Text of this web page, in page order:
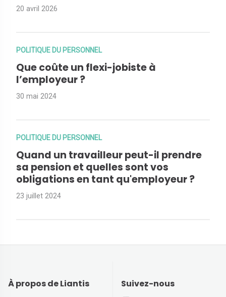
20 avril 2026
POLITIQUE DU PERSONNEL
Que coûte un flexi-jobiste à
l’employeur ?
30 mai 2024
POLITIQUE DU PERSONNEL
Quand un travailleur peut-il prendre
sa pension et quelles sont vos
obligations en tant qu'employeur ?
23 juillet 2024
À propos de Liantis Suivez-nous